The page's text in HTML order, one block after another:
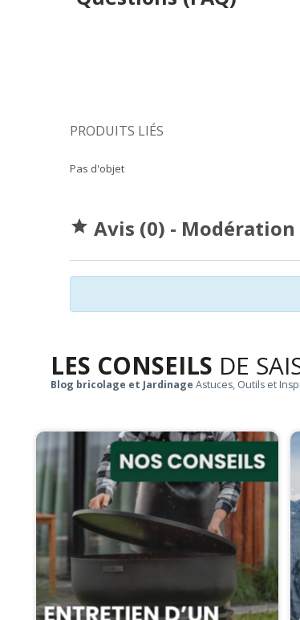
PRODUITS LIÉS
Pas d'objet
 Avis (0) - Modération
LES CONSEILS DE
Blog bricolage et Jardinage Astuces, Outils et